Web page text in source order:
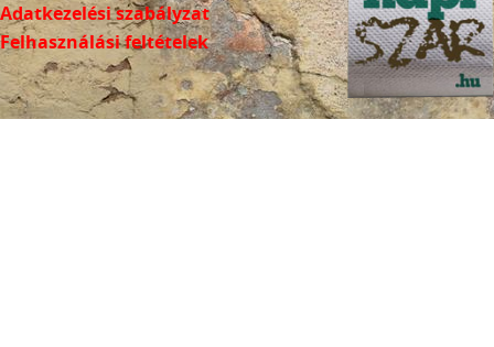
Adatkezelési szabályzat
Felhasználási feltételek